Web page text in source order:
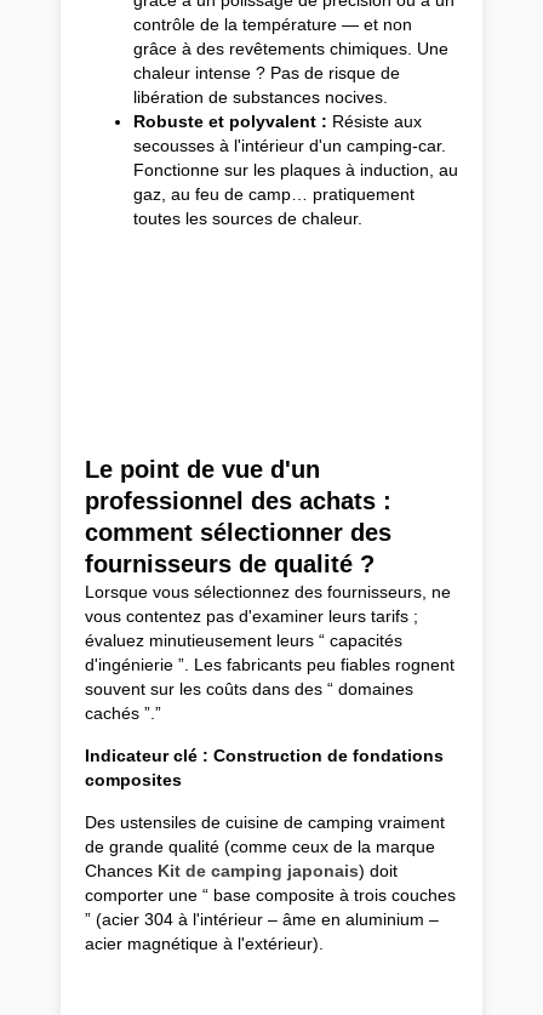
contrôle de la température — et non
grâce à des revêtements chimiques. Une
chaleur intense ? Pas de risque de
libération de substances nocives.
Robuste et polyvalent : Résiste aux
secousses à l'intérieur d'un camping-car.
Fonctionne sur les plaques à induction, au
gaz, au feu de camp… pratiquement
toutes les sources de chaleur.
Le point de vue d'un
professionnel des achats :
comment sélectionner des
fournisseurs de qualité ?
Lorsque vous sélectionnez des fournisseurs, ne
vous contentez pas d'examiner leurs tarifs ;
évaluez minutieusement leurs “ capacités
d'ingénierie ”. Les fabricants peu fiables rognent
souvent sur les coûts dans des “ domaines
cachés ”.”
Indicateur clé : Construction de fondations
composites
Des ustensiles de cuisine de camping vraiment
de grande qualité (comme ceux de la marque
Chances Kit de camping japonais) doit
comporter une “ base composite à trois couches
” (acier 304 à l'intérieur – âme en aluminium –
acier magnétique à l'extérieur).